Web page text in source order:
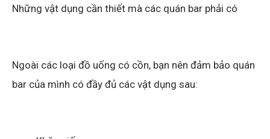
Những vật dụng cần thiết mà các quán bar phải có
Ngoài các loại đồ uống có cồn, bạn nên đảm bảo quán
bar của mình có đầy đủ các vật dụng sau: